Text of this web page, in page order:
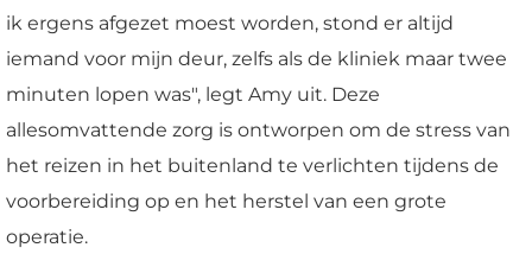
ik ergens afgezet moest worden, stond er altijd
iemand voor mijn deur, zelfs als de kliniek maar twee
minuten lopen was", legt Amy uit. Deze
allesomvattende zorg is ontworpen om de stress van
het reizen in het buitenland te verlichten tijdens de
voorbereiding op en het herstel van een grote
operatie.